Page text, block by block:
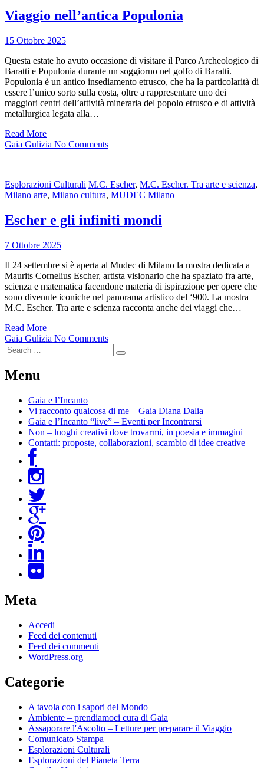
Viaggio nell’antica Populonia
15 Ottobre 2025
Questa estate ho avuto occasione di visitare il Parco Archeologico di
Baratti e Populonia durante un soggiorno nel golfo di Baratti.
Populonia è un antico insediamento etrusco, che ha la particolarità di
essere l’unico sorto sulla costa, oltre a rappresentare uno dei
maggiori centri dell’attività mineraria del popolo etrusco e di attività
metallurgica legata alla…
Read More
Gaia Gulizia No Comments
Esplorazioni Culturali M.C. Escher, M.C. Escher. Tra arte e scienza,
Milano arte, Milano cultura, MUDEC Milano
Escher e gli infiniti mondi
7 Ottobre 2025
Il 24 settembre si è aperta al Mudec di Milano la mostra dedicata a
Maurits Cornelius Escher, artista visionario che ha spaziato fra arte,
scienza e matematica facendone materia di ispirazione per opere che
sono divenute iconiche nel panorama artistico del ‘900. La mostra
M.C. Escher. Tra arte e scienza racconta anche dei viaggi che…
Read More
Gaia Gulizia No Comments
Menu
Gaia e l’Incanto
Vi racconto qualcosa di me – Gaia Diana Dalia
Gaia e l’Incanto “live” – Eventi per Incontrarsi
Non – luoghi creativi dove trovarmi, in poesia e immagini
Contatti: proposte, collaborazioni, scambio di idee creative
Meta
Accedi
Feed dei contenuti
Feed dei commenti
WordPress.org
Categorie
A tavola con i sapori del Mondo
Ambiente – prendiamoci cura di Gaia
Assaporare l'Ascolto – Letture per preparare il Viaggio
Comunicato Stampa
Esplorazioni Culturali
Esplorazioni del Pianeta Terra